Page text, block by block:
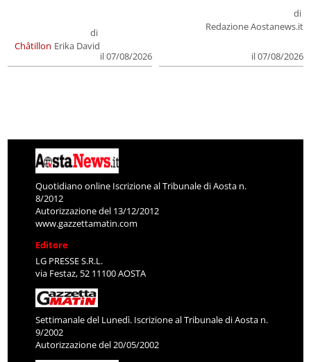
Châtillon
di
Erika David
il 07/08/2026
di
Redazione Aostanews.it
il 07/08/2026
Quotidiano online Iscrizione al Tribunale di Aosta n.
8/2012
Autorizzazione del 13/12/2012
www.gazzettamatin.com
Editore
LG PRESSE S.R.L.
via Festaz, 52 11100 AOSTA
Settimanale del Lunedì. Iscrizione al Tribunale di Aosta n.
9/2002
Autorizzazione del 20/05/2002